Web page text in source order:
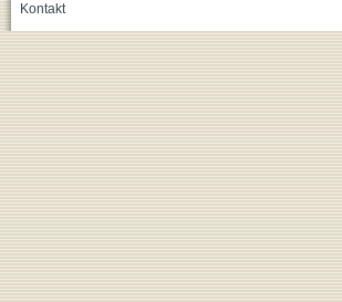
Kontakt